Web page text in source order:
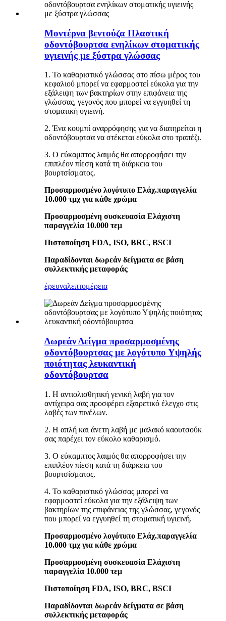
Μοντέρνα βεντούζα Πλαστική
οδοντόβουρτσα ενηλίκων στοματικής
υγιεινής με ξύστρα γλώσσας
1. Το καθαριστικό γλώσσας στο πίσω μέρος του
κεφαλιού μπορεί να εφαρμοστεί εύκολα για την
εξάλειψη των βακτηρίων στην επιφάνεια της
γλώσσας, γεγονός που μπορεί να εγγυηθεί τη
στοματική υγιεινή.
2. Ένα κουμπί αναρρόφησης για να διατηρείται η
οδοντόβουρτσα να στέκεται εύκολα στο τραπέζι.
3. Ο εύκαμπτος λαιμός θα απορροφήσει την
επιπλέον πίεση κατά τη διάρκεια του
βουρτσίσματος.
Προσαρμοσμένο λογότυπο Ελάχ.παραγγελία
10.000 τμχ για κάθε χρώμα
Προσαρμοσμένη συσκευασία Ελάχιστη
παραγγελία 10.000 τεμ
Πιστοποίηση FDA, ISO, BRC, BSCI
Παραδίδονται δωρεάν δείγματα σε βάση
συλλεκτικής μεταφοράς
έρευναλεπτομέρεια
Δωρεάν Δείγμα προσαρμοσμένης
οδοντόβουρτσας με λογότυπο Υψηλής
ποιότητας λευκαντική
οδοντόβουρτσα
1. Η αντιολισθητική γενική λαβή για τον
αντίχειρα σας προσφέρει εξαιρετικό έλεγχο στις
λαβές των πινέλων.
2. Η απλή και άνετη λαβή με μαλακό καουτσούκ
σας παρέχει τον εύκολο καθαρισμό.
3. Ο εύκαμπτος λαιμός θα απορροφήσει την
επιπλέον πίεση κατά τη διάρκεια του
βουρτσίσματος.
4. Το καθαριστικό γλώσσας μπορεί να
εφαρμοστεί εύκολα για την εξάλειψη των
βακτηρίων της επιφάνειας της γλώσσας, γεγονός
που μπορεί να εγγυηθεί τη στοματική υγιεινή.
Προσαρμοσμένο λογότυπο Ελάχ.παραγγελία
10.000 τμχ για κάθε χρώμα
Προσαρμοσμένη συσκευασία Ελάχιστη
παραγγελία 10.000 τεμ
Πιστοποίηση FDA, ISO, BRC, BSCI
Παραδίδονται δωρεάν δείγματα σε βάση
συλλεκτικής μεταφοράς